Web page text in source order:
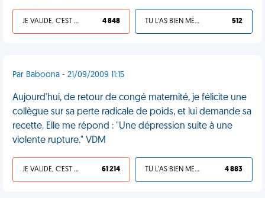
JE VALIDE, C'EST UNE VDM 4 848 TU L'AS BIEN MÉRITÉ 512
Par Baboona - 21/09/2009 11:15
Aujourd'hui, de retour de congé maternité, je félicite une
collègue sur sa perte radicale de poids, et lui demande sa
recette. Elle me répond : "Une dépression suite à une
violente rupture." VDM
JE VALIDE, C'EST UNE VDM 61 214 TU L'AS BIEN MÉRITÉ 4 883